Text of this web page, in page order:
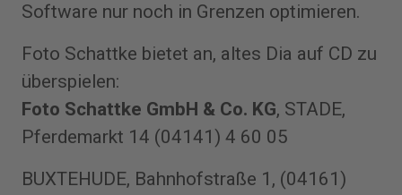
Software nur noch in Grenzen optimieren.
Foto Schattke bietet an, altes Dia auf CD zu
überspielen:
Foto Schattke GmbH & Co. KG, STADE,
Pferdemarkt 14 (04141) 4 60 05
BUXTEHUDE, Bahnhofstraße 1, (04161)